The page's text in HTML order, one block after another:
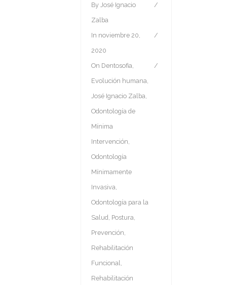
By José Ignacio
Zalba
In noviembre 20,
2020
On Dentosofia,
Evolución humana,
José Ignacio Zalba,
Odontología de
Mínima
Intervención,
Odontología
Mínimamente
Invasiva,
Odontología para la
Salud, Postura,
Prevención,
Rehabilitación
Funcional,
Rehabilitación